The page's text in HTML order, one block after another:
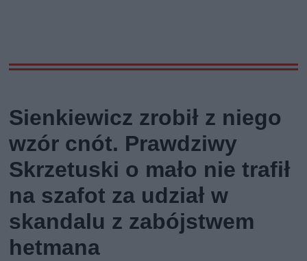
Sienkiewicz zrobił z niego
wzór cnót. Prawdziwy
Skrzetuski o mało nie trafił
na szafot za udział w
skandalu z zabójstwem
hetmana